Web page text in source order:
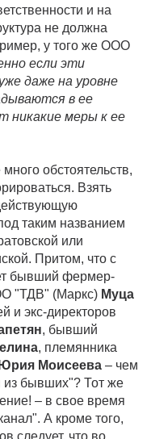
и на
не должна
у того же ООО
если эти
даже на уровне
в ее
никакие меры к ее
обстоятельств,
Взять
таким названием
или
Притом, что с
бывший фермер-
"ТДВ" (Маркс) Муца
и экс-директоров
, бывший
, племянника
Юрия Моисеева – чем
из бывших"? Тот же
– в свое время
А кроме того,
следует, что во